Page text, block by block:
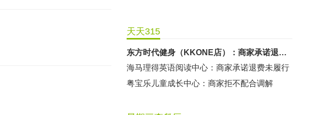
天天315
东方时代健身（KKONE店）：商家承诺退费未履行
海马理得英语阅读中心：商家承诺退费未履行
粤宝乐儿童成长中心：商家拒不配合调解